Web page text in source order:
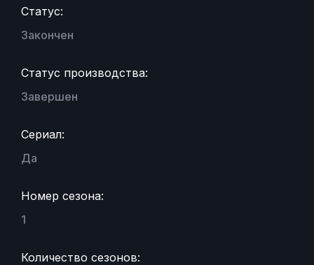
Статус:
Закончен
Статус производства:
Завершен
Сериал:
Да
Номер сезона:
1
Количество сезонов: